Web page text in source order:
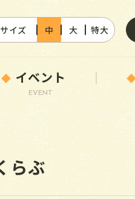
サイズ 中 大 特大
イベント
EVENT
らぶ